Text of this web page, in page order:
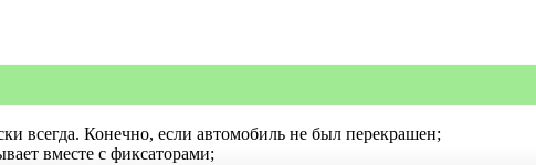
всегда. Конечно, если автомобиль не был перекрашен;
вместе с фиксаторами;